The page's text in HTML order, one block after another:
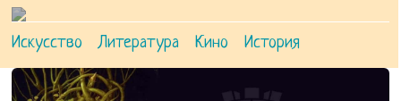
Искусство Литература Кино История